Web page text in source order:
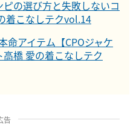
の選び方と失敗しないコ
着こなしテクvol.14
命アイテム【CPOジャケ
橋 愛の着こなしテク
告